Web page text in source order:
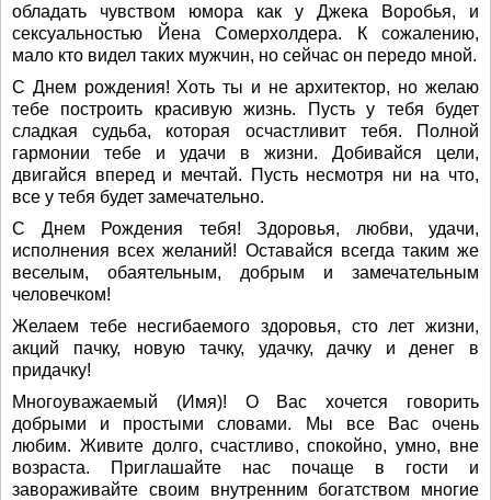
обладать чувством юмора как у Джека Воробья, и
сексуальностью Йена Сомерхолдера. К сожалению,
мало кто видел таких мужчин, но сейчас он передо мной.
С Днем рождения! Хоть ты и не архитектор, но желаю
тебе построить красивую жизнь. Пусть у тебя будет
сладкая судьба, которая осчастливит тебя. Полной
гармонии тебе и удачи в жизни. Добивайся цели,
двигайся вперед и мечтай. Пусть несмотря ни на что,
все у тебя будет замечательно.
С Днем Рождения тебя! Здоровья, любви, удачи,
исполнения всех желаний! Оставайся всегда таким же
веселым, обаятельным, добрым и замечательным
человечком!
Желаем тебе несгибаемого здоровья, сто лет жизни,
акций пачку, новую тачку, удачку, дачку и денег в
придачку!
Многоуважаемый (Имя)! О Вас хочется говорить
добрыми и простыми словами. Мы все Вас очень
любим. Живите долго, счастливо, спокойно, умно, вне
возраста. Приглашайте нас почаще в гости и
завораживайте своим внутренним богатством многие